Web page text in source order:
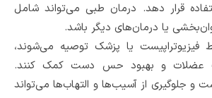
قرار دهد. درمان طبی می‌تواند شامل
توان‌بخشی یا درمان‌های دیگر باشد.
فیزیوتراپیست یا پزشک توصیه می‌شوند،
عضلات و بهبود حس دست کمک کنند.
جلوگیری از آسیب‌ها و التهاب‌ها می‌تواند